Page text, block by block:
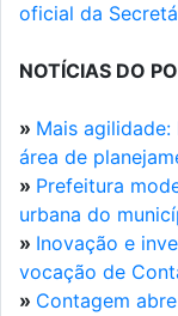
oficial da
NOTÍCIAS DO
» Mais
área de
» Prefeitura
urbana do
» Inovação e
vocação de
» Contagem